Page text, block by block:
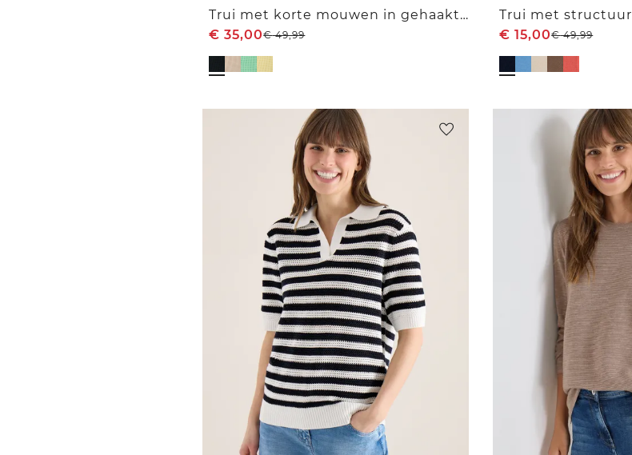
Trui met korte mouwen in gehaakte look
€ 35,00€49,99
Trui met structuur
€ 15,00€49,99